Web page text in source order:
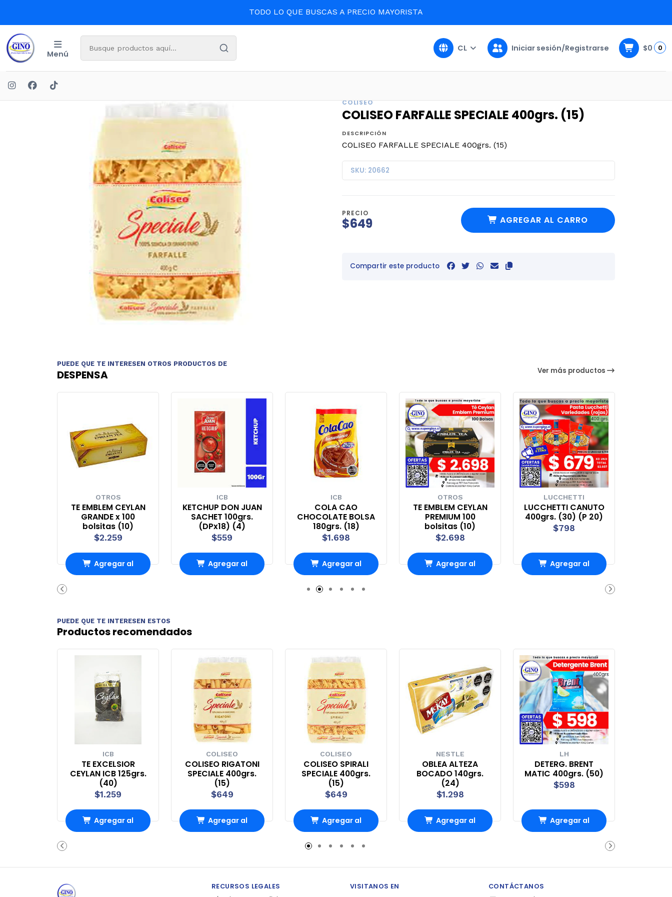
TODO LO QUE BUSCAS A PRECIO MAYORISTA
Menú
CL Iniciar sesión/Registrarse $0 0
COLISEO
COLISEO FARFALLE SPECIALE 400grs. (15)
DESCRIPCIÓN
COLISEO FARFALLE SPECIALE 400grs. (15)
SKU: 20662
PRECIO
$649 AGREGAR AL CARRO
Compartir este producto
PUEDE QUE TE INTERESEN OTROS PRODUCTOS DE
DESPENSA Ver más productos
OTROS
TE EMBLEM CEYLAN
GRANDE x 100
bolsitas (10)
$2.259
Agregar al
ICB
KETCHUP DON JUAN
SACHET 100grs.
(DPx18) (4)
$559
Agregar al
ICB
COLA CAO
CHOCOLATE BOLSA
180grs. (18)
$1.698
Agregar al
Carro
OTROS
TE EMBLEM CEYLAN
PREMIUM 100
bolsitas (10)
$2.698
Agregar al
LUCCHETTI
LUCCHETTI CANUTO
400grs. (30) (P 20)
$798
Agregar al
PUEDE QUE TE INTERESEN ESTOS
Productos recomendados
ICB
TE EXCELSIOR
CEYLAN ICB 125grs.
(40)
$1.259
Agregar al
COLISEO
COLISEO RIGATONI
SPECIALE 400grs.
(15)
$649
Agregar al
COLISEO
COLISEO SPIRALI
SPECIALE 400grs.
(15)
$649
Agregar al
Carro
NESTLE
OBLEA ALTEZA
BOCADO 140grs.
(24)
$1.298
Agregar al
LH
DETERG. BRENT
MATIC 400grs. (50)
$598
Agregar al
RECURSOS LEGALES VISITANOS EN CONTÁCTANOS